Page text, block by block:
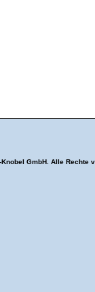
GmbH. Alle Rechte